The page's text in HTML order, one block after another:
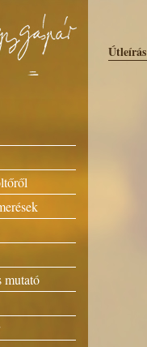
mutató
Útleírás